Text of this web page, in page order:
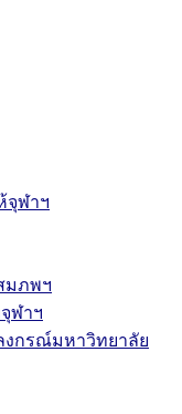
จุฬาฯ
มภพฯ
ฬาฯ
งกรณ์มหาวิทยาลัย